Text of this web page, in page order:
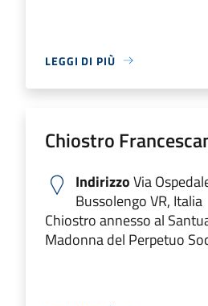
LEGGI DI PIÙ
Chiostro
IndirizzoVia
Bussolengo VR, Italia
Chiostro annesso al
Madonna del Perpetuo